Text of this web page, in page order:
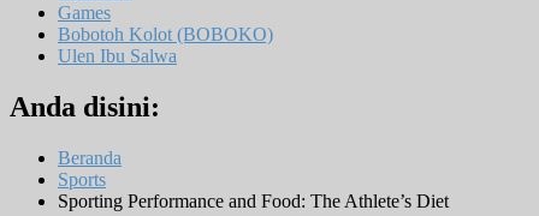
Games
Bobotoh Kolot (BOBOKO)
Ulen Ibu Salwa
Anda disini:
Beranda
Sports
Sporting Performance and Food: The Athlete’s Diet